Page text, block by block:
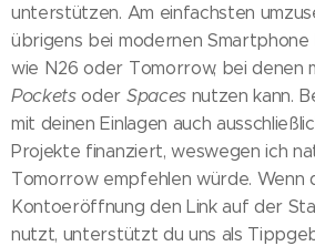
unterstützen. Am einfachsten
übrigens bei modernen Smartphone
wie N26 oder Tomorrow, bei denen
Pocketsoder Spacesnutzen kann.
mit deinen Einlagen auch
Projekte finanziert, weswegen ich
Tomorrow empfehlen würde. Wenn
Kontoeröffnung den Link auf der
nutzt, unterstützt du uns als